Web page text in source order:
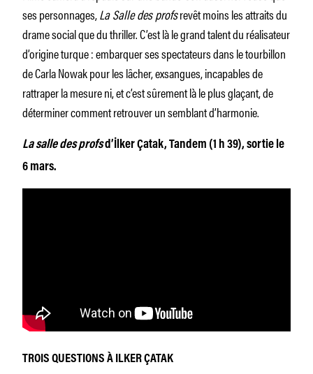
ses personnages,La Salle des profsrevêt moins les attraits du
drame social que du thriller. C’est là le grand talent du réalisateur
d’origine turque : embarquer ses spectateurs dans le tourbillon
de Carla Nowak pour les lâcher, exsangues, incapables de
rattraper la mesure ni, et c’est sûrement là le plus glaçant, de
déterminer comment retrouver un semblant d’harmonie.
La salle des profsd’İlker Çatak, Tandem (1 h 39), sortie le
6 mars.
TROIS QUESTIONS À ILKER ÇATAK